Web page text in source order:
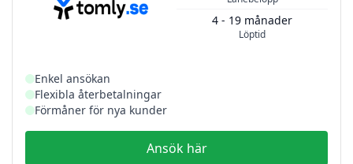
Löptid
4 - 19 månader
Enkel ansökan
Flexibla återbetalningar
Förmåner för nya kunder
Ansök här